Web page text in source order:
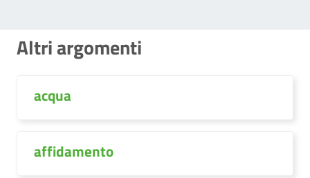
Altri argomenti
acqua
affidamento